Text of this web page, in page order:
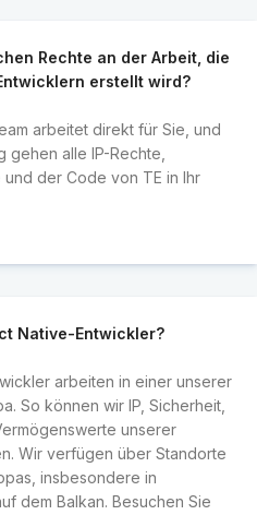
Rechte an der Arbeit, die
erstellt wird?
arbeitet direkt für Sie, und
gehen alle IP-Rechte,
der Code von TE in Ihr
Native-Entwickler?
arbeiten in einer unserer
So können wir IP, Sicherheit,
unserer
Wir verfügen über Standorte
insbesondere in
dem Balkan. Besuchen Sie